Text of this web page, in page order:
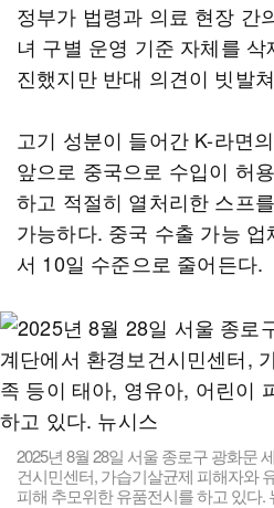
정부가 법령과 의료 현장 간
녀 구별 운영 기준 자체를
진했지만 반대 의견이 빗발
고기 성분이 들어간 K-라면
앞으로 중국으로 수입이 허
하고 적절히 열처리한 스프
가능하다. 중국 수출 가능
서 10일 수준으로 줄어든다.
2025년 8월 28일 서울 종로구 광화문
건시민센터, 가습기살균제 피해자와
피해 추모위한 유품전시를 하고 있다.